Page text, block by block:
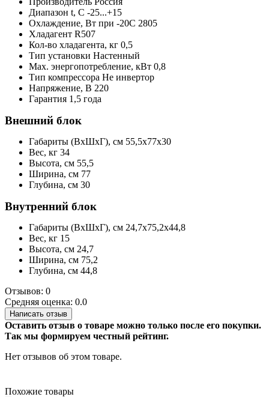
Диапазон t, С -25...+15
Охлаждение, Вт при -20С 2805
Хладагент R507
Кол-во хладагента, кг 0,5
Тип установки Настенный
Max. энергопотребление, кВт 0,8
Тип компрессора Не инвертор
Напряжение, В 220
Гарантия 1,5 года
Внешний блок
Габариты (ВхШхГ), cм 55,5x77x30
Вес, кг 34
Высота, см 55,5
Ширина, см 77
Глубина, см 30
Внутренний блок
Габариты (ВхШхГ), cм 24,7x75,2x44,8
Вес, кг 15
Высота, см 24,7
Ширина, см 75,2
Глубина, см 44,8
Отзывов: 0
Средняя оценка: 0.0
Написать отзыв
Оставить отзыв о товаре можно только после его покупки.
Так мы формируем честный рейтинг.
Нет отзывов об этом товаре.
Похожие товары